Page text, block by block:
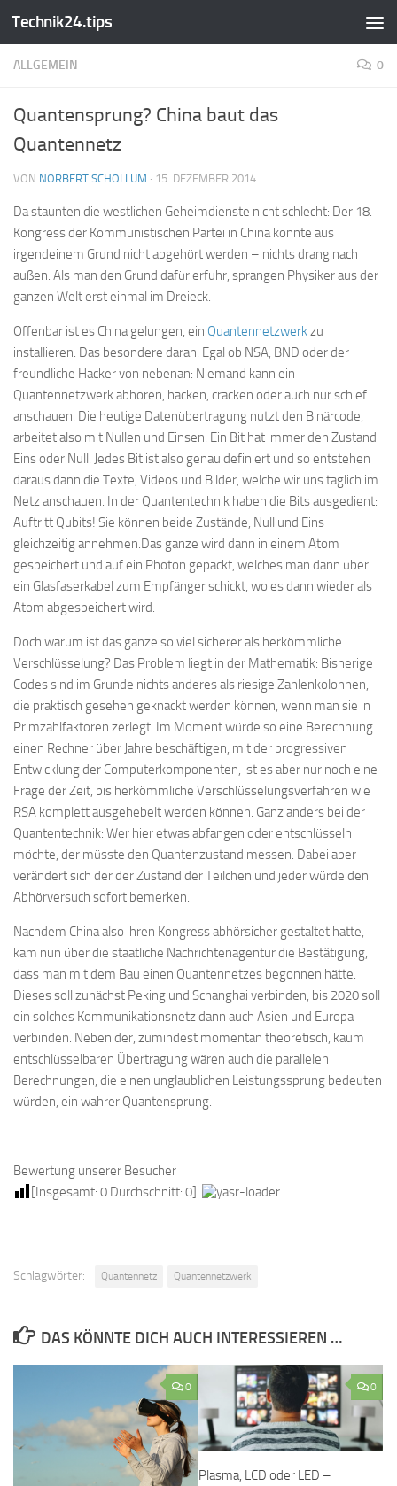
Zum Inhalt springen
Technik24.tips
ALLGEMEIN 0
Quantensprung? China baut das
Quantennetz
VON NORBERT SCHOLLUM · 15. DEZEMBER 2014
Da staunten die westlichen Geheimdienste nicht schlecht: Der 18.
Kongress der Kommunistischen Partei in China konnte aus
irgendeinem Grund nicht abgehört werden – nichts drang nach
außen. Als man den Grund dafür erfuhr, sprangen Physiker aus der
ganzen Welt erst einmal im Dreieck.
Offenbar ist es China gelungen, ein Quantennetzwerkzu
installieren. Das besondere daran: Egal ob NSA, BND oder der
freundliche Hacker von nebenan: Niemand kann ein
Quantennetzwerk abhören, hacken, cracken oder auch nur schief
anschauen. Die heutige Datenübertragung nutzt den Binärcode,
arbeitet also mit Nullen und Einsen. Ein Bit hat immer den Zustand
Eins oder Null. Jedes Bit ist also genau definiert und so entstehen
daraus dann die Texte, Videos und Bilder, welche wir uns täglich im
Netz anschauen. In der Quantentechnik haben die Bits ausgedient:
Auftritt Qubits! Sie können beide Zustände, Null und Eins
gleichzeitig annehmen.Das ganze wird dann in einem Atom
gespeichert und auf ein Photon gepackt, welches man dann über
ein Glasfaserkabel zum Empfänger schickt, wo es dann wieder als
Atom abgespeichert wird.
Doch warum ist das ganze so viel sicherer als herkömmliche
Verschlüsselung? Das Problem liegt in der Mathematik: Bisherige
Codes sind im Grunde nichts anderes als riesige Zahlenkolonnen,
die praktisch gesehen geknackt werden können, wenn man sie in
Primzahlfaktoren zerlegt. Im Moment würde so eine Berechnung
einen Rechner über Jahre beschäftigen, mit der progressiven
Entwicklung der Computerkomponenten, ist es aber nur noch eine
Frage der Zeit, bis herkömmliche Verschlüsselungsverfahren wie
RSA komplett ausgehebelt werden können. Ganz anders bei der
Quantentechnik: Wer hier etwas abfangen oder entschlüsseln
möchte, der müsste den Quantenzustand messen. Dabei aber
verändert sich der der Zustand der Teilchen und jeder würde den
Abhörversuch sofort bemerken.
Nachdem China also ihren Kongress abhörsicher gestaltet hatte,
kam nun über die staatliche Nachrichtenagentur die Bestätigung,
dass man mit dem Bau einen Quantennetzes begonnen hätte.
Dieses soll zunächst Peking und Schanghai verbinden, bis 2020 soll
ein solches Kommunikationsnetz dann auch Asien und Europa
verbinden. Neben der, zumindest momentan theoretisch, kaum
entschlüsselbaren Übertragung wären auch die parallelen
Berechnungen, die einen unglaublichen Leistungssprung bedeuten
würden, ein wahrer Quantensprung.
Bewertung unserer Besucher
[Insgesamt: 0 Durchschnitt: 0]
Schlagwörter: Quantennetz Quantennetzwerk
DAS KÖNNTE DICH AUCH INTERESSIEREN …
0 0
Plasma, LCD oder LED –